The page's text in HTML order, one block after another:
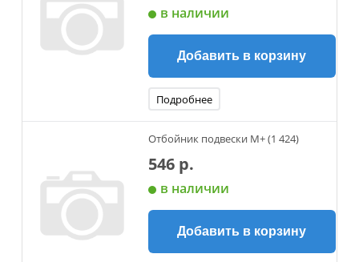
в наличии
Добавить в корзину
Подробнее
Отбойник подвески М+ (1 424)
546 р.
в наличии
Добавить в корзину